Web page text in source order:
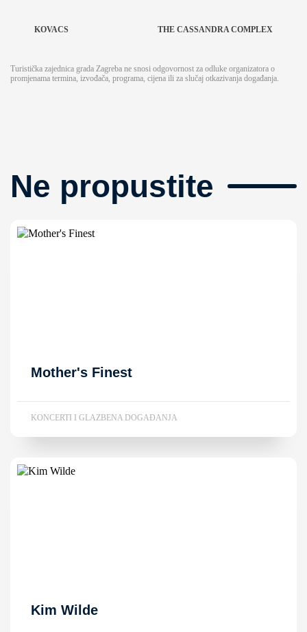
KOVACS THE CASSANDRA COMPLEX
Turistička zajednica grada Zagreba ne snosi odgovornost za odluke organizatora o
promjenama termina, izvođača, programa, cijena ili za slučaj otkazivanja događanja.
Ne propustite
Mother's Finest
KONCERTI I GLAZBENA DOGAĐANJA
Kim Wilde